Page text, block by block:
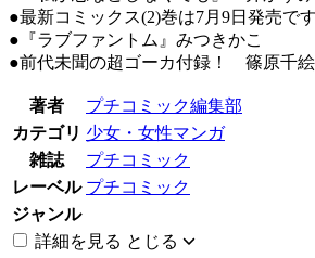
●最新コミックス(2)巻は7月9日発売
●『ラブファントム』みつきかこ
●前代未聞の超ゴーカ付録！ 篠原千
著者
プチコミック編集部
カテゴリ 少女・女性マンガ
雑誌
プチコミック
レーベル プチコミック
ジャンル
詳細を見る とじる